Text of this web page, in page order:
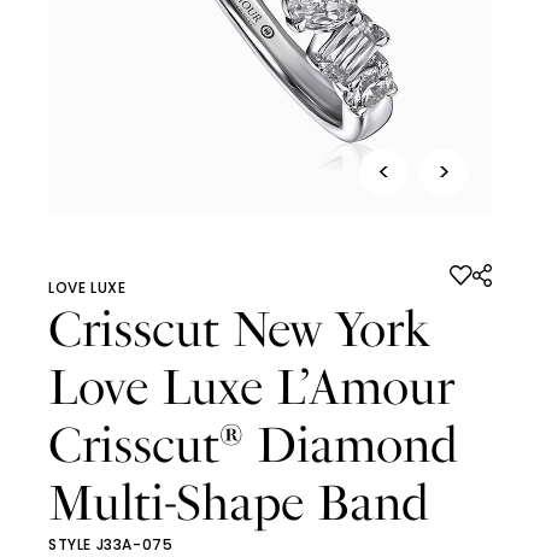
< >
LOVE LUXE
Crisscut New York
Love Luxe L’Amour
Crisscut® Diamond
Multi-Shape Band
STYLE J33A-075